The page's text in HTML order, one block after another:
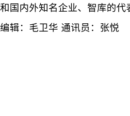
国内外知名企业、智库的代
辑：毛卫华 通讯员：张悦